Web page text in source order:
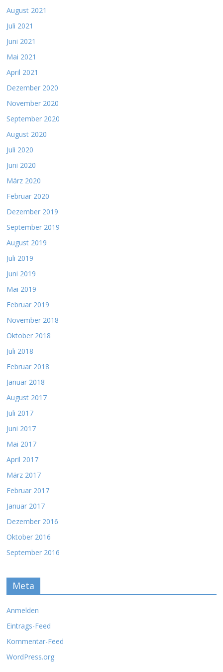
August 2021
Juli 2021
Juni 2021
Mai 2021
April 2021
Dezember 2020
November 2020
September 2020
August 2020
Juli 2020
Juni 2020
März 2020
Februar 2020
Dezember 2019
September 2019
August 2019
Juli 2019
Juni 2019
Mai 2019
Februar 2019
November 2018
Oktober 2018
Juli 2018
Februar 2018
Januar 2018
August 2017
Juli 2017
Juni 2017
Mai 2017
April 2017
März 2017
Februar 2017
Januar 2017
Dezember 2016
Oktober 2016
September 2016
Meta
Anmelden
Eintrags-Feed
Kommentar-Feed
WordPress.org